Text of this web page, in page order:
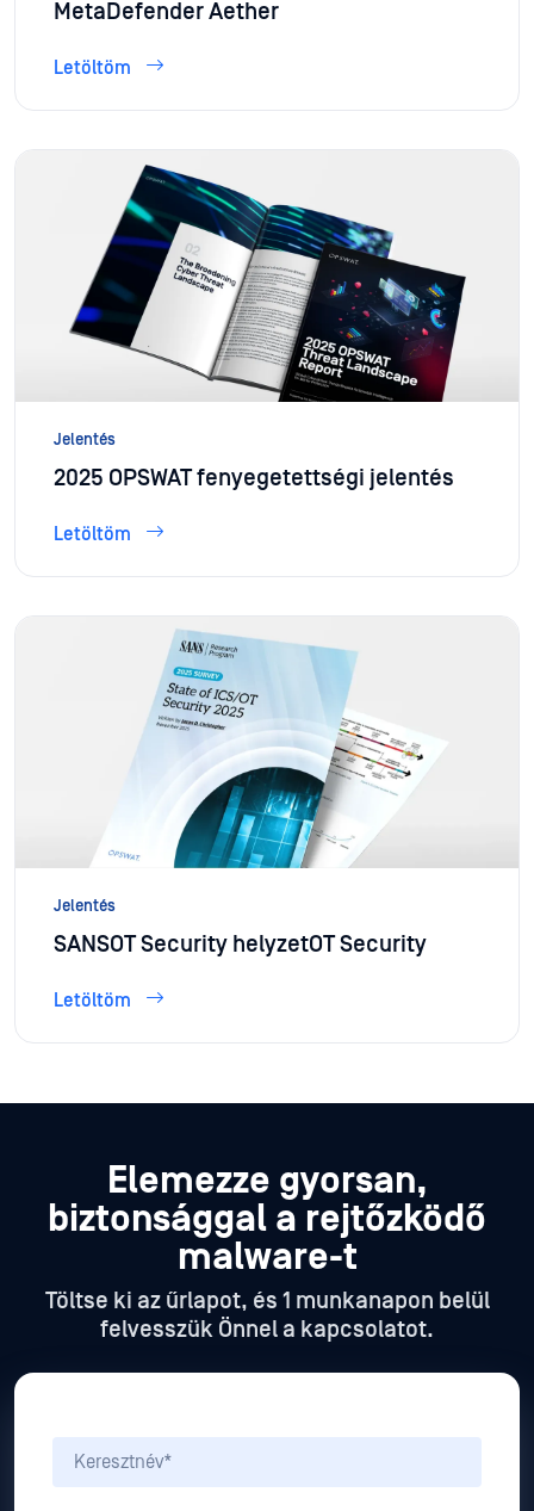
MetaDefender Aether
Letöltöm
Jelentés
2025 OPSWAT fenyegetettségi jelentés
Letöltöm
Jelentés
SANSOT Security helyzetOT Security
Letöltöm
Elemezze gyorsan,
biztonsággal a rejtőzködő
malware-t
Töltse ki az űrlapot, és 1 munkanapon belül
felvesszük Önnel a kapcsolatot.